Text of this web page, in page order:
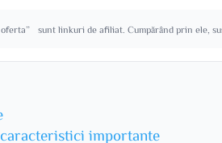
sunt linkuri de afiliat. Cumpărând prin ele,
importante